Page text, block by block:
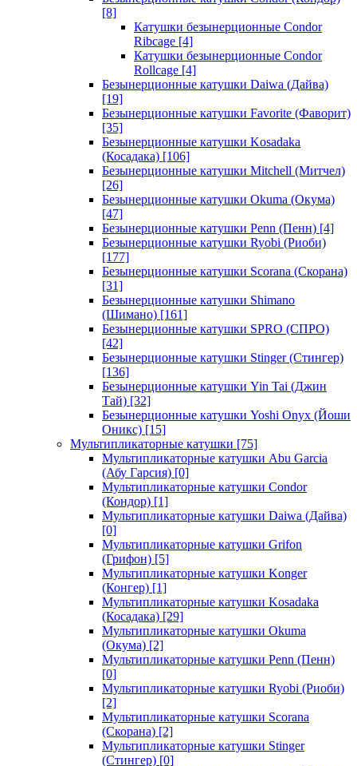
[8]
Катушки безынерционные Condor
Ribcage [4]
Катушки безынерционные Condor
Rollcage [4]
Безынерционные катушки Daiwa (Дайва)
[19]
Безынерционные катушки Favorite (Фаворит)
[35]
Безынерционные катушки Kosadaka
(Косадака) [106]
Безынерционные катушки Mitchell (Митчел)
[26]
Безынерционные катушки Okuma (Окума)
[47]
Безынерционные катушки Penn (Пенн) [4]
Безынерционные катушки Ryobi (Риоби)
[177]
Безынерционные катушки Scorana (Скорана)
[31]
Безынерционные катушки Shimano
(Шимано) [161]
Безынерционные катушки SPRO (СПРО)
[42]
Безынерционные катушки Stinger (Стингер)
[136]
Безынерционные катушки Yin Tai (Джин
Тай) [32]
Безынерционные катушки Yoshi Onyx (Йоши
Оникс) [15]
Мультипликаторные катушки [75]
Мультипликаторные катушки Abu Garcia
(Абу Гарсия) [0]
Мультипликаторные катушки Condor
(Кондор) [1]
Мультипликаторные катушки Daiwa (Дайва)
[0]
Мультипликаторные катушки Grifon
(Грифон) [5]
Мультипликаторные катушки Konger
(Конгер) [1]
Мультипликаторные катушки Kosadaka
(Косадака) [29]
Мультипликаторные катушки Okuma
(Окума) [2]
Мультипликаторные катушки Penn (Пенн)
[0]
Мультипликаторные катушки Ryobi (Риоби)
[2]
Мультипликаторные катушки Scorana
(Скорана) [2]
Мультипликаторные катушки Stinger
(Стингер) [0]